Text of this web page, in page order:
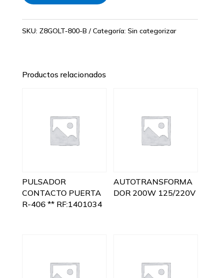
SKU: Z8GOLT-800-B Categoría: Sin categorizar
Productos relacionados
PULSADOR
CONTACTO PUERTA
R-406 ** RF:1401034
AUTOTRANSFORMA
DOR 200W 125/220V